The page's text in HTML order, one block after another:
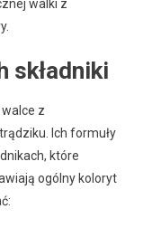
walki z
składniki
z
Ich formuły
które
ogólny koloryt